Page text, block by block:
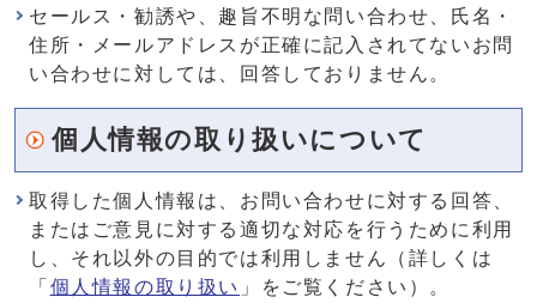
セールス・勧誘や、趣旨不明な問い合わせ、氏名・
住所・メールアドレスが正確に記入されてないお問
い合わせに対しては、回答しておりません。
個人情報の取り扱いについて
取得した個人情報は、お問い合わせに対する回答、
またはご意見に対する適切な対応を行うために利用
し、それ以外の目的では利用しません（詳しくは
「 個人情報の取り扱い 」をご覧ください）。